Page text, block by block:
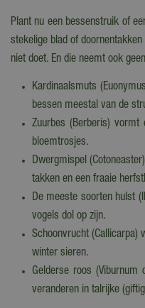
Plant nu een bessenstruik of
stekelige blad of
niet doet. En die neemt ook
Kardinaalsmuts
bessen meestal van de
Zuurbes (Berberis)
bloemtrosjes.
Dwergmispel
takken en een fraaie
De meeste soorten hulst
vogels dol op zijn.
Schoonvrucht (Callicarpa)
winter sieren.
Gelderse roos
veranderen in talrijke